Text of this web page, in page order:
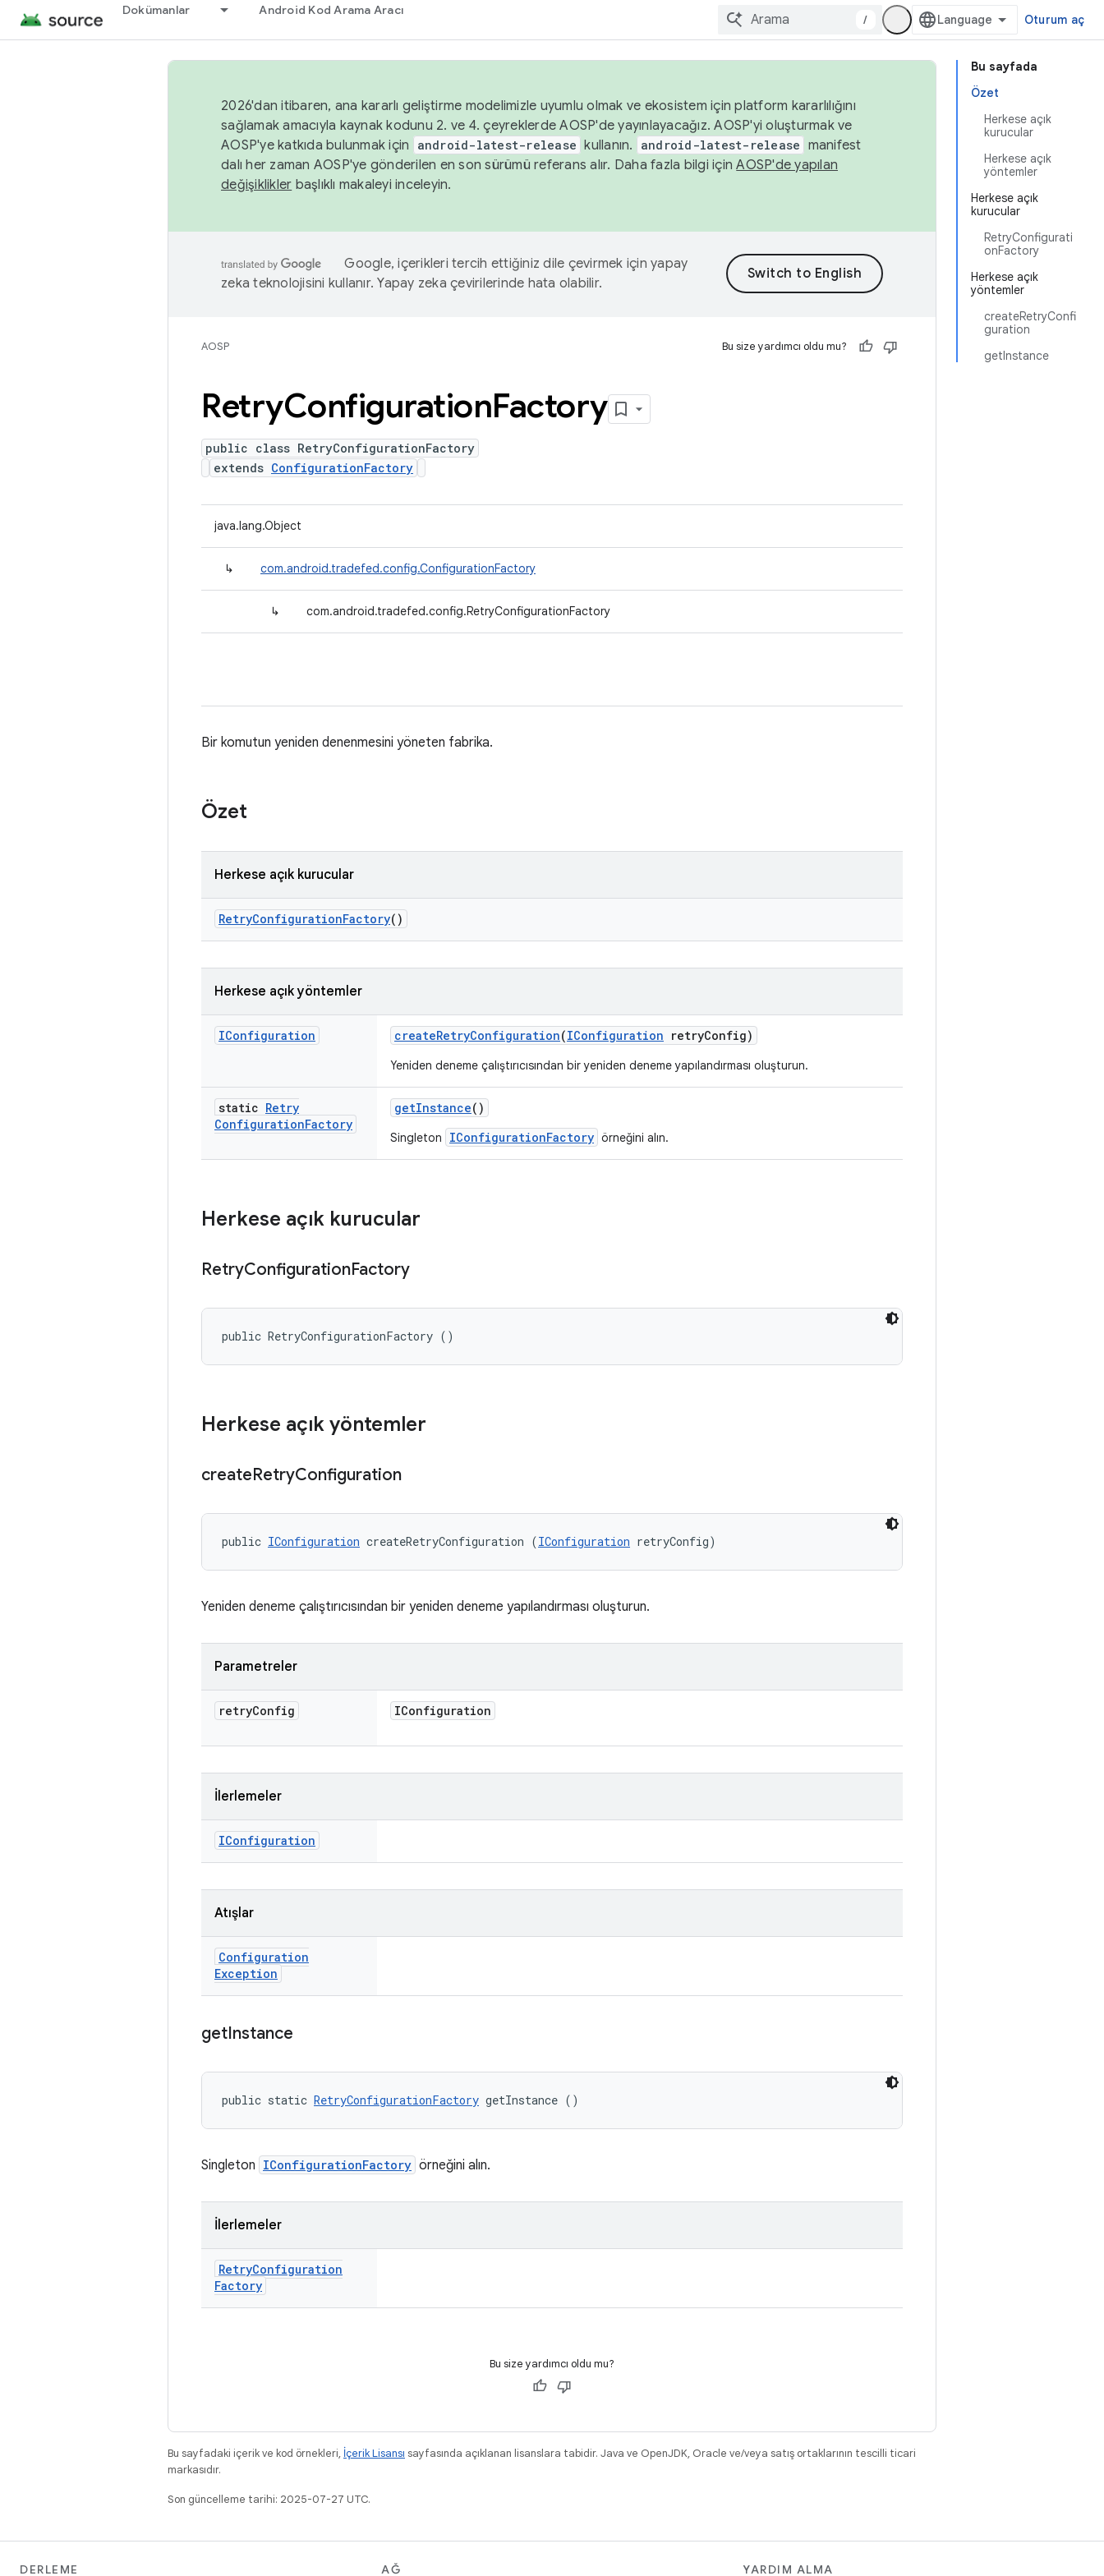
Dokümanlar Android Kod Arama Aracı
/ Oturum aç
Bu sayfada
Özet
Herkese açık
kurucular
Herkese açık
yöntemler
Herkese açık
kurucular
RetryConfigurati
onFactory
Herkese açık
yöntemler
createRetryConfi
guration
getInstance
2026'dan itibaren, ana kararlı geliştirme modelimizle uyumlu olmak ve ekosistem için platform kararlılığını
sağlamak amacıyla kaynak kodunu 2. ve 4. çeyreklerde AOSP'de yayınlayacağız. AOSP'yi oluşturmak ve
AOSP'ye katkıda bulunmak için
android-latest-release kullanın. android-latest-release manifest
dalı her zaman AOSP'ye gönderilen en son sürümü referans alır. Daha fazla bilgi içinAOSP'de yapılan
değişiklikler başlıklı makaleyi inceleyin.
Google, içerikleri tercih ettiğiniz dile çevirmek için yapay
zeka teknolojisini kullanır. Yapay zeka çevirilerinde hata olabilir.
AOSP Bu size yardımcı oldu mu?
RetryConfigurationFactory
public class RetryConfigurationFactory
extends ConfigurationFactory
java.lang.Object
↳ com.android.tradefed.config.ConfigurationFactory
↳ com.android.tradefed.config.RetryConfigurationFactory
Bir komutun yeniden denenmesini yöneten fabrika.
Özet
Herkese açık kurucular
RetryConfigurationFactory()
Herkese açık yöntemler
IConfiguration createRetryConfiguration(IConfiguration retryConfig)
Yeniden deneme çalıştırıcısından bir yeniden deneme yapılandırması oluşturun.
static Retry
ConfigurationFactory
getInstance()
Singleton IConfigurationFactory örneğini alın.
Herkese açık kurucular
RetryConfigurationFactory
public RetryConfigurationFactory ()
Herkese açık yöntemler
createRetryConfiguration
public IConfiguration createRetryConfiguration (IConfiguration retryConfig)
Yeniden deneme çalıştırıcısından bir yeniden deneme yapılandırması oluşturun.
Parametreler
retryConfig IConfiguration
İlerlemeler
IConfiguration
Atışlar
Configuration
Exception
getInstance
public static RetryConfigurationFactory getInstance ()
Singleton IConfigurationFactory örneğini alın.
İlerlemeler
RetryConfiguration
Factory
Bu size yardımcı oldu mu?
Bu sayfadaki içerik ve kod örnekleri, İçerik Lisansı sayfasında açıklanan lisanslara tabidir. Java ve OpenJDK, Oracle ve/veya satış ortaklarının tescilli ticari
markasıdır.
Son güncelleme tarihi: 2025-07-27 UTC.
DERLEME AĞ YARDIM ALMA